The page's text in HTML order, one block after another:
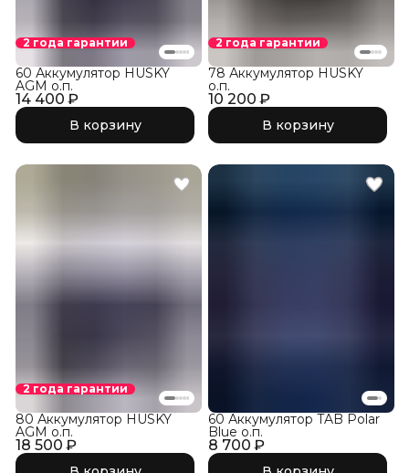
2 года гарантии
14 400 ₽
60 Аккумулятор HUSKY
AGM о.п.
В корзину
2 года гарантии
10 200 ₽
78 Аккумулятор HUSKY
о.п.
В корзину
2 года гарантии
18 500 ₽
80 Аккумулятор HUSKY
AGM о.п.
8 700 ₽
60 Аккумулятор TAB Polar
Blue о.п.